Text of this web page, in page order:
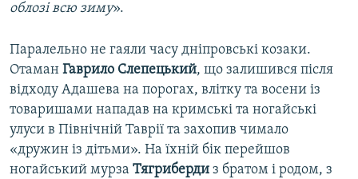
облозі всю зиму».
Паралельно не гаяли часу дніпровські козаки.
Отаман Гаврило Слепецький, що залишився після
відходу Адашева на порогах, влітку та восени із
товаришами нападав на кримські та ногайські
улуси в Північній Таврії та захопив чимало
«дружин із дітьми». На їхній бік перейшов
ногайський мурза Тягриберди з братом і родом, з